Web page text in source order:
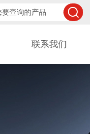
联系我们